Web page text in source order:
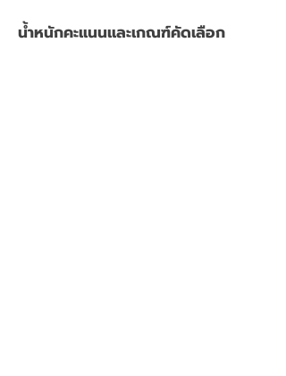
น้ำหนักคะแนนและเกณฑ์คัดเลือก